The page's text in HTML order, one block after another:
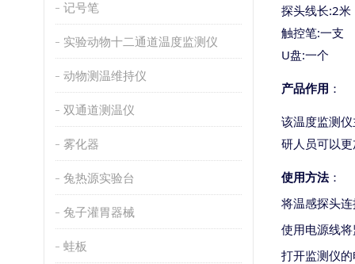
记号笔
实验动物十二通道温度监测仪
动物测温维持仪
双通道测温仪
雾化器
兔热源实验台
兔子灌胃器械
蛙板
探头线长:2米
触控笔:一支
U盘:一个
产品作用 ：
该温度监测
研人员可以
使用方法：
将温感探头
使用电源线
打开监测仪